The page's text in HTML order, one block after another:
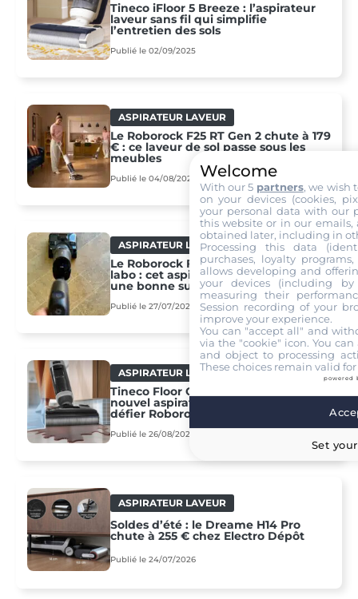
Tineco iFloor 5 Breeze : l’aspirateur
laveur sans fil qui simplifie
l’entretien des sols
Publié le 02/09/2025
ASPIRATEUR LAVEUR
Le Roborock F25 RT Gen 2 chute à 179
€ : ce laveur de sol passe sous les
meubles
Publié le 04/08/2026
ASPIRATEUR LAVEUR
Le Roborock F25 Steam est arrivé au
labo : cet aspirateur laveur réserve
une bonne surprise
Publié le 27/07/2026
ASPIRATEUR LAVEUR
Tineco Floor One i5 Stretch : le
nouvel aspirateur laveur qui veut
défier Roborock et Xiaomi
Publié le 26/08/2025
ASPIRATEUR LAVEUR
Soldes d’été : le Dreame H14 Pro
chute à 255 € chez Electro Dépôt
Publié le 24/07/2026
Welcome
With our 5 partners, we wish
on your devices (cookies,
your personal data with our
this website or in our emails,
obtained later, including in
Processing this data
purchases, loyalty
allows developing and
your devices (including
measuring their
Session recording of your
improve your experience.
You can "accept all" and
via the "cookie" icon. You
and object to processing
These choices remain valid
powered
Set